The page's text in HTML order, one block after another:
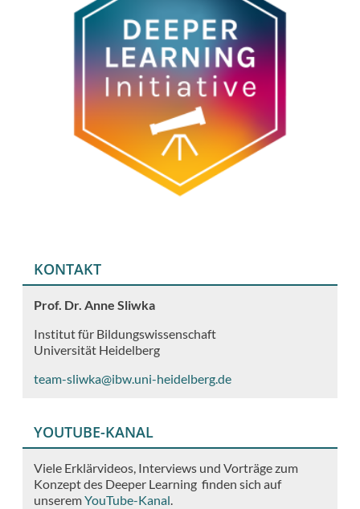
KONTAKT
Prof. Dr. Anne Sliwka
Institut für Bildungswissenschaft
Universität Heidelberg
team-sliwka@ibw.uni-heidelberg.de
YOUTUBE-KANAL
Viele Erklärvideos, Interviews und Vorträge zum
Konzept des Deeper Learning finden sich auf
unseremYouTube-Kanal.